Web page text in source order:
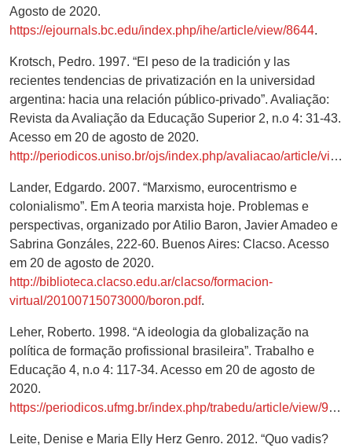
Agosto de 2020.
https://ejournals.bc.edu/index.php/ihe/article/view/8644.
Krotsch, Pedro. 1997. “El peso de la tradición y las
recientes tendencias de privatización en la universidad
argentina: hacia una relación público-privado”. Avaliação:
Revista da Avaliação da Educação Superior 2, n.o 4: 31-43.
Acesso em 20 de agosto de 2020.
http://periodicos.uniso.br/ojs/index.php/avaliacao/article/view/978
Lander, Edgardo. 2007. “Marxismo, eurocentrismo e
colonialismo”. Em A teoria marxista hoje. Problemas e
perspectivas, organizado por Atilio Baron, Javier Amadeo e
Sabrina Gonzáles, 222-60. Buenos Aires: Clacso. Acesso
em 20 de agosto de 2020.
http://biblioteca.clacso.edu.ar/clacso/formacion-
virtual/20100715073000/boron.pdf.
Leher, Roberto. 1998. “A ideologia da globalização na
política de formação profissional brasileira”. Trabalho e
Educação 4, n.o 4: 117-34. Acesso em 20 de agosto de
2020.
https://periodicos.ufmg.br/index.php/trabedu/article/view/9102/6543
Leite, Denise e Maria Elly Herz Genro. 2012. “Quo vadis?